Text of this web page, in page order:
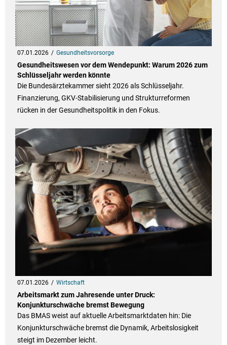
07.01.2026 Gesundheitsvorsorge
Gesundheitswesen vor dem Wendepunkt: Warum 2026 zum
Schlüsseljahr werden könnte
Die Bundesärztekammer sieht 2026 als Schlüsseljahr.
Finanzierung, GKV-Stabilisierung und Strukturreformen
rücken in der Gesundheitspolitik in den Fokus.
07.01.2026 Wirtschaft
Arbeitsmarkt zum Jahresende unter Druck:
Konjunkturschwäche bremst Bewegung
Das BMAS weist auf aktuelle Arbeitsmarktdaten hin: Die
Konjunkturschwäche bremst die Dynamik, Arbeitslosigkeit
steigt im Dezember leicht.